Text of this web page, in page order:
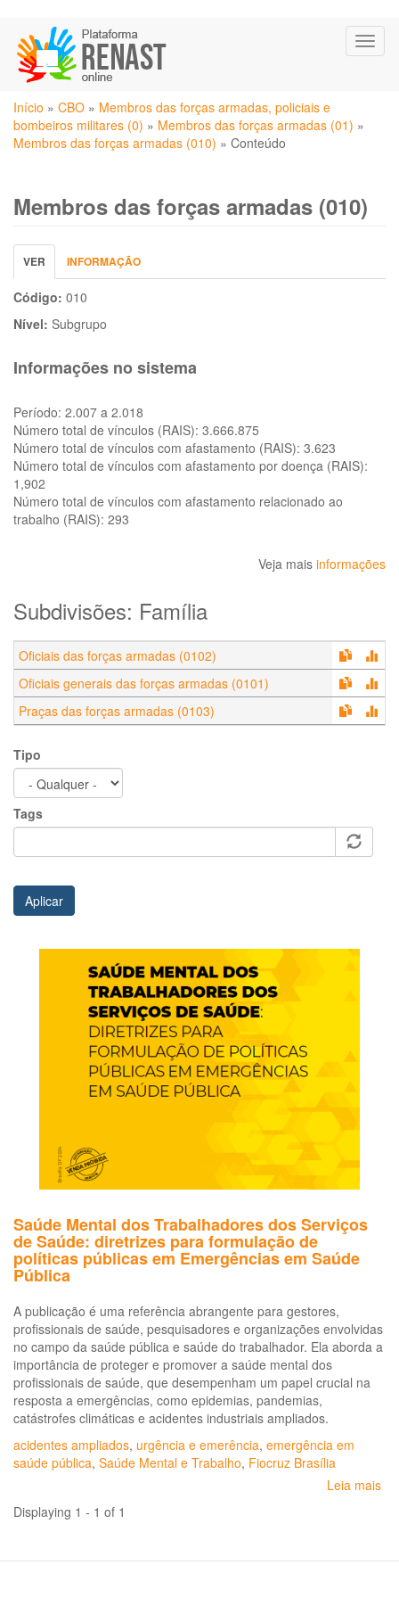
para
conteúdo
principal
Você
está
aqui
Início » CBO » Membros das forças armadas, policiais e
bombeiros militares (0) » Membros das forças armadas (01) »
Membros das forças armadas (010) » Conteúdo
Membros das forças armadas (010)
Abas
primárias
VER (ABA
ATIVA)
INFORMAÇÃO
Código: 010
Nível: Subgrupo
Informações no sistema
Período: 2.007 a 2.018
Número total de vínculos (RAIS): 3.666.875
Número total de vínculos com afastamento (RAIS): 3.623
Número total de vínculos com afastamento por doença (RAIS):
1,902
Número total de vínculos com afastamento relacionado ao
trabalho (RAIS): 293
Veja mais informações
Subdivisões: Família
Oficiais das forças armadas (0102)
Oficiais generais das forças armadas (0101)
Praças das forças armadas (0103)
Tipo
Tags
Aplicar
Saúde Mental dos Trabalhadores dos Serviços
de Saúde: diretrizes para formulação de
políticas públicas em Emergências em Saúde
Pública
A publicação é uma referência abrangente para gestores,
profissionais de saúde, pesquisadores e organizações envolvidas
no campo da saúde pública e saúde do trabalhador. Ela aborda a
importância de proteger e promover a saúde mental dos
profissionais de saúde, que desempenham um papel crucial na
resposta a emergências, como epidemias, pandemias,
catástrofes climáticas e acidentes industriais ampliados.
acidentes ampliados, urgência e emerência, emergência em
saúde pública, Saúde Mental e Trabalho, Fiocruz Brasília
Leia mais
Displaying 1 - 1 of 1